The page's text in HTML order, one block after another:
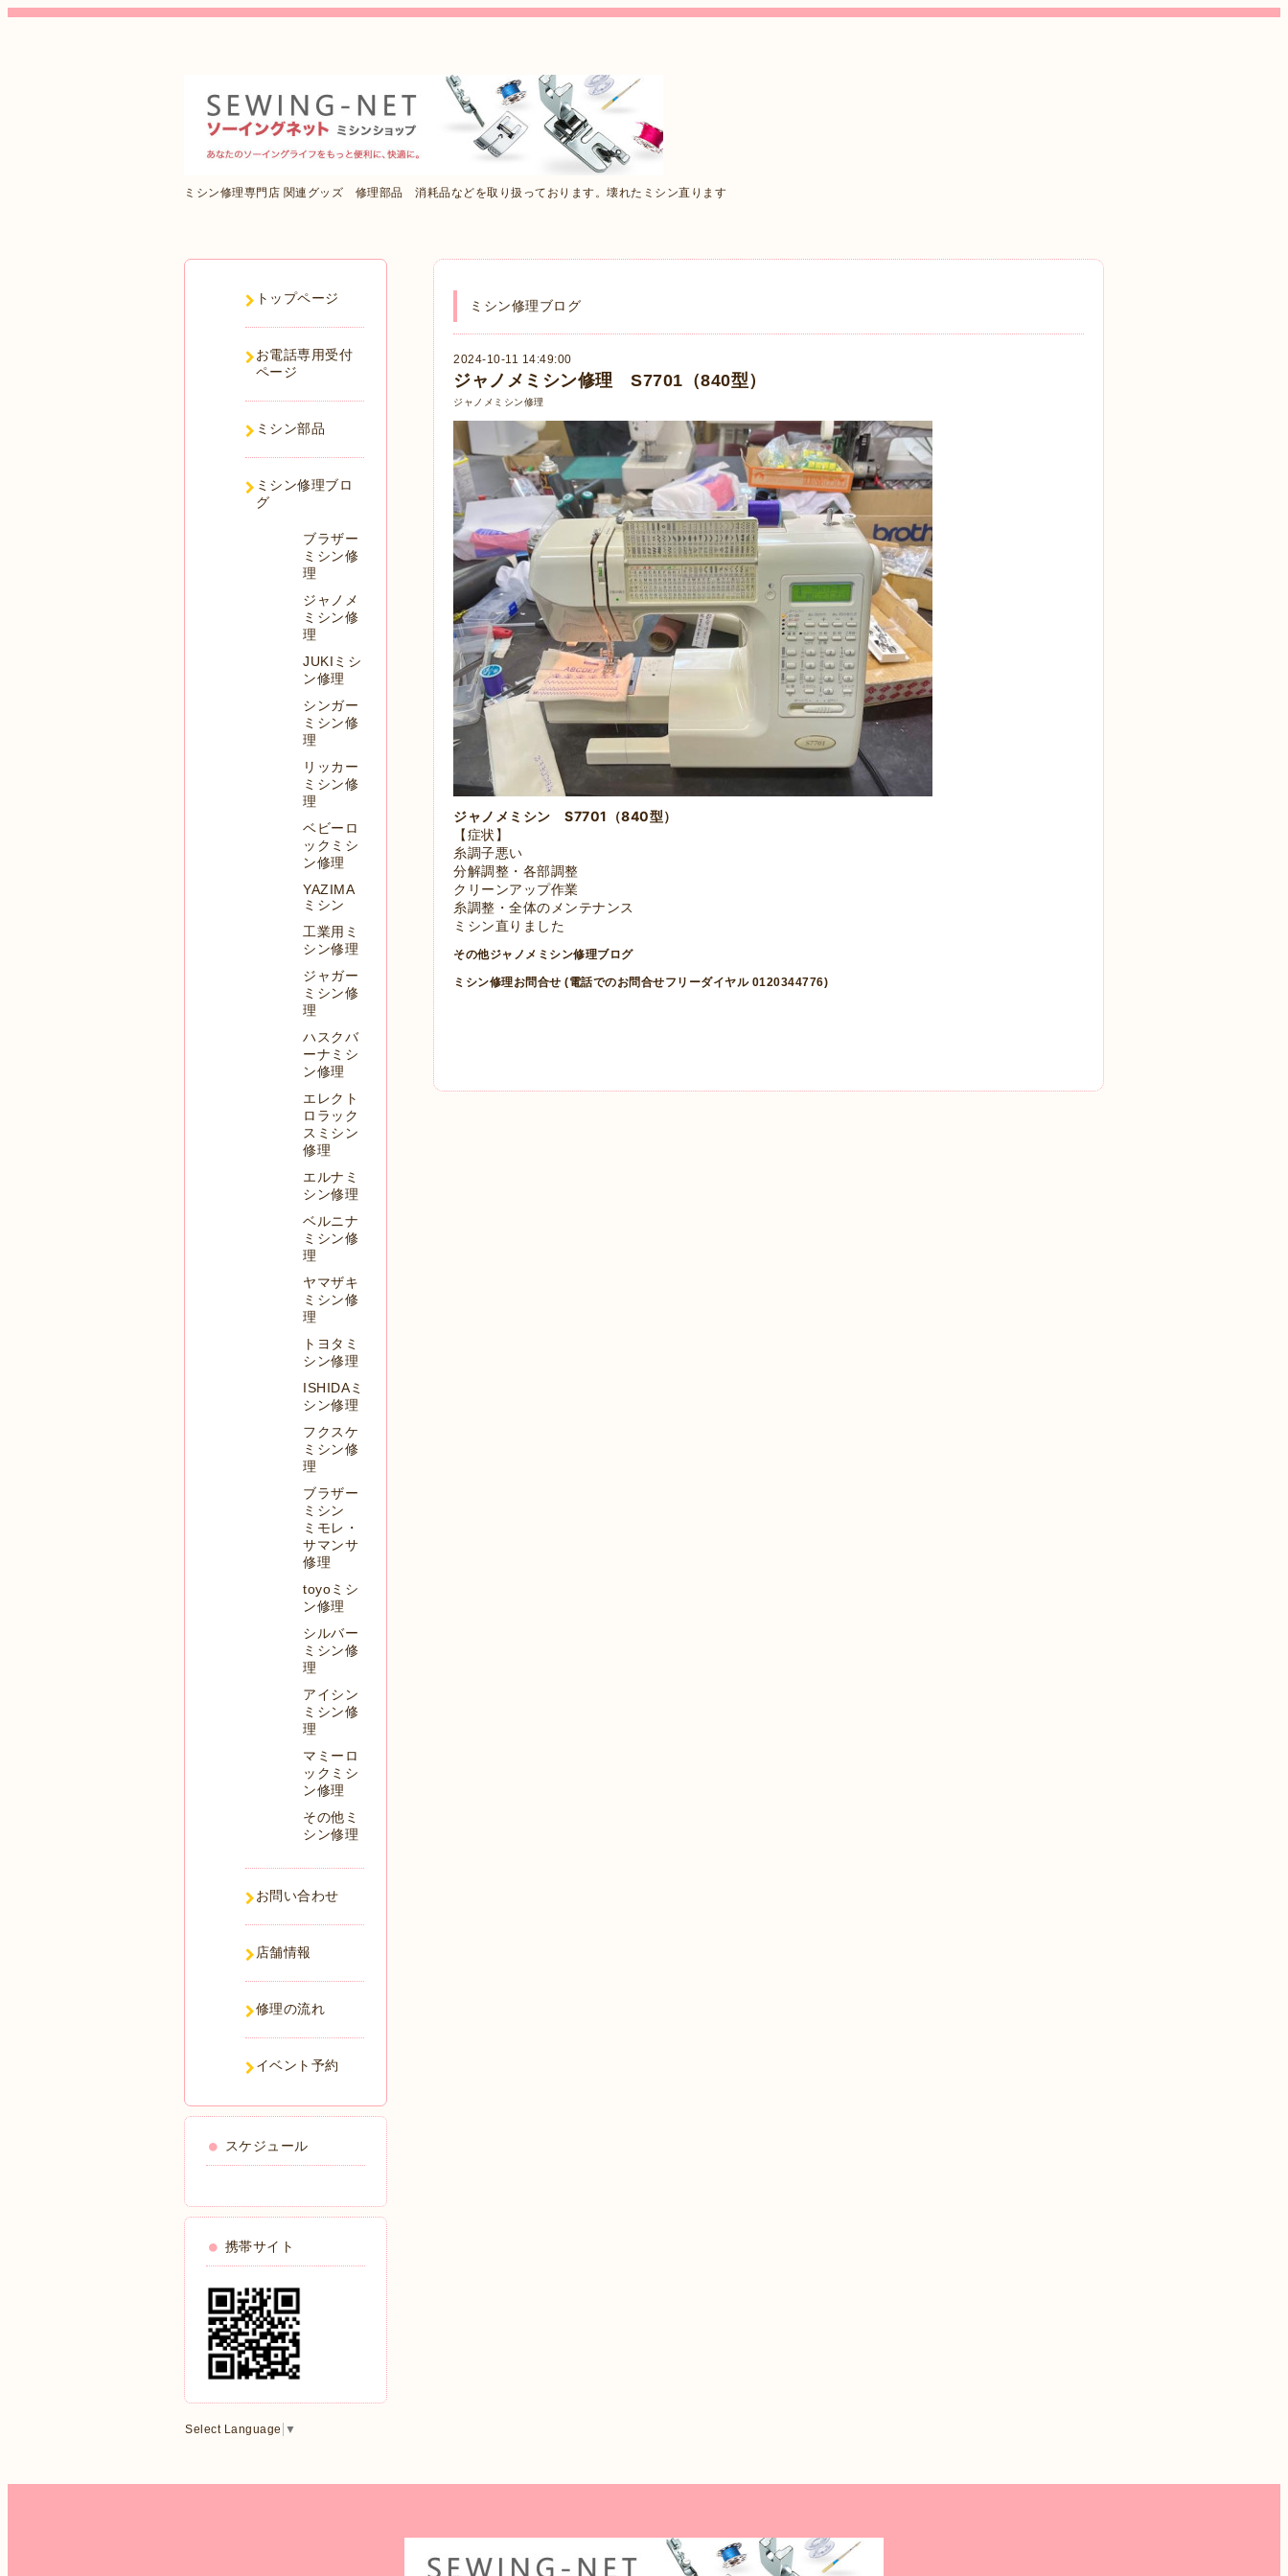
ミシン修理専門店 関連グッズ 修理部品 消耗品などを取り扱っております。壊れたミシン直ります
ミシン修理ブログ
2024-10-11 14:49:00
ジャノメミシン修理 S7701（840型）
ジャノメミシン修理
ジャノメミシン S7701（840型）
【症状】
糸調子悪い
分解調整・各部調整
クリーンアップ作業
糸調整・全体のメンテナンス
ミシン直りました
その他ジャノメミシン修理ブログ
ミシン修理お問合せ (電話でのお問合せフリーダイヤル 0120344776)
トップページ
お電話専用受付
ページ
ミシン部品
ミシン修理ブロ
グ
ブラザー
ミシン修
理
ジャノメ
ミシン修
理
JUKIミシ
ン修理
シンガー
ミシン修
理
リッカー
ミシン修
理
ベビーロ
ックミシ
ン修理
YAZIMA
ミシン
工業用ミ
シン修理
ジャガー
ミシン修
理
ハスクバ
ーナミシ
ン修理
エレクト
ロラック
スミシン
修理
エルナミ
シン修理
ベルニナ
ミシン修
理
ヤマザキ
ミシン修
理
トヨタミ
シン修理
ISHIDAミ
シン修理
フクスケ
ミシン修
理
ブラザー
ミシン
ミモレ・
サマンサ
修理
toyoミシ
ン修理
シルバー
ミシン修
理
アイシン
ミシン修
理
マミーロ
ックミシ
ン修理
その他ミ
シン修理
お問い合わせ
店舗情報
修理の流れ
イベント予約
スケジュール
携帯サイト
Select Language ▼